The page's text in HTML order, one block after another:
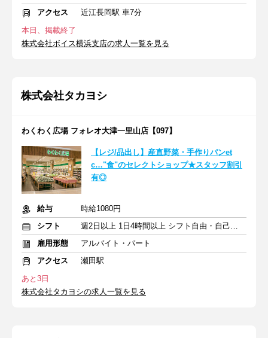
アクセス
近江長岡駅 車7分
本日、掲載終了
株式会社ボイス横浜支店の求人一覧を見る
株式会社タカヨシ
わくわく広場 フォレオ大津一里山店【097】
【レジ/品出し】産直野菜・手作りパンet
c…"食"のセレクトショップ★スタッフ割引
有◎
給与
時給1080円
シフト
週2日以上 1日4時間以上 シフト自由・自己申告
雇用形態
アルバイト・パート
アクセス
瀬田駅
あと3日
株式会社タカヨシの求人一覧を見る